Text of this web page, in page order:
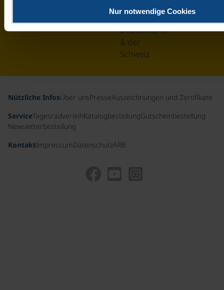
Nur notwendige Cookies
aus
Deutschland
& der
Schweiz
Nützliche InfosÜber unsPresseAuszeichnungen und Zertifikate
ServiceTagesradverleihKatalogbestellungGutscheinbestellung
Newsletterbestellung
KontaktImpressumDatenschutzARB